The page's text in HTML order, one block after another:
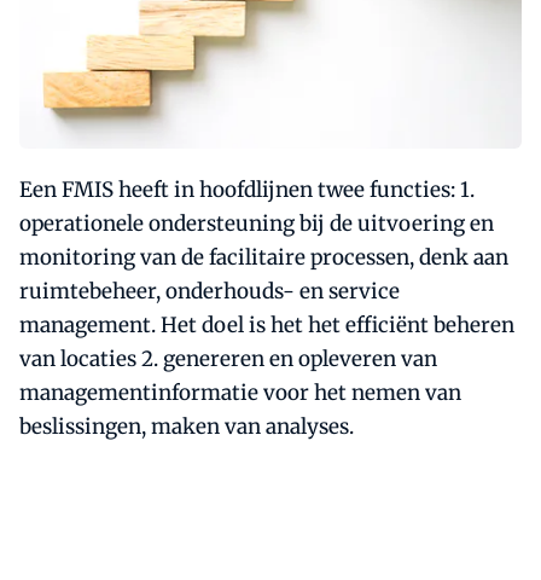
Een FMIS heeft in hoofdlijnen twee functies: 1.
operationele ondersteuning bij de uitvoering en
monitoring van de facilitaire processen, denk aan
ruimtebeheer, onderhouds- en service
management. Het doel is het het efficiënt beheren
van locaties 2. genereren en opleveren van
managementinformatie voor het nemen van
beslissingen, maken van analyses.